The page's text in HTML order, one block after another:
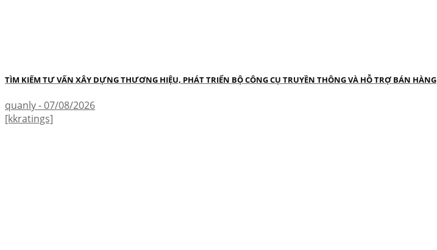
TÌM KIẾM TƯ VẤN XÂY DỰNG THƯƠNG HIỆU, PHÁT TRIỂN BỘ CÔNG CỤ TRUYỀN THÔNG VÀ HỖ TRỢ BÁN HÀNG
quanly - 07/08/2026
[kkratings]